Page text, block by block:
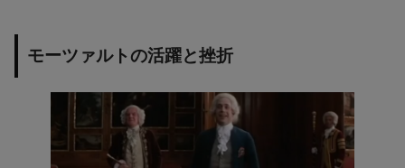
モーツァルトの活躍と挫折